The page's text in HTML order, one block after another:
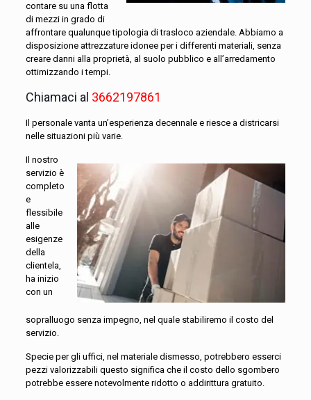
contare su una flotta
di mezzi in grado di
affrontare qualunque tipologia di trasloco aziendale. Abbiamo a
disposizione attrezzature idonee per i differenti materiali, senza
creare danni alla proprietà, al suolo pubblico e all’arredamento
ottimizzando i tempi.
Chiamaci al 3662197861
Il personale vanta un’esperienza decennale e riesce a districarsi
nelle situazioni più varie.
Il nostro
servizio è
completo
e
flessibile
alle
esigenze
della
clientela,
ha inizio
con un
sopralluogo senza impegno, nel quale stabiliremo il costo del
servizio.
Specie per gli uffici, nel materiale dismesso, potrebbero esserci
pezzi valorizzabili questo significa che il costo dello sgombero
potrebbe essere notevolmente ridotto o addirittura gratuito.